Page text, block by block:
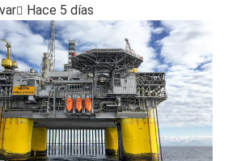
Hace 5 días